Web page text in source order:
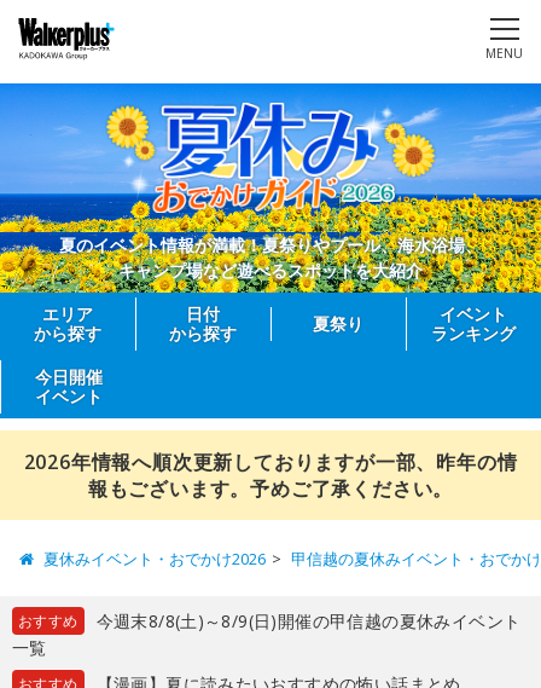
MENU
夏のイベント情報が満載！夏祭りやプール、海水浴場、
キャンプ場など遊べるスポットを大紹介
エリア
から探す
日付
から探す
夏祭り
イベント
ランキング
今日開催
イベント
2026年情報へ順次更新しておりますが一部、昨年の情
報もございます。予めご了承ください。
夏休みイベント・おでかけ2026 甲信越の夏休みイベント・おでか
おすすめ
今週末8/8(土)～8/9(日)開催の甲信越の夏休みイベント
一覧
おすすめ 【漫画】夏に読みたいおすすめの怖い話まとめ